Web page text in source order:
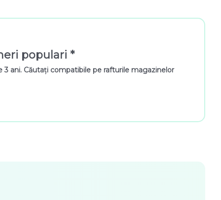
populari *
ani. Căutați compatibile pe rafturile magazinelor